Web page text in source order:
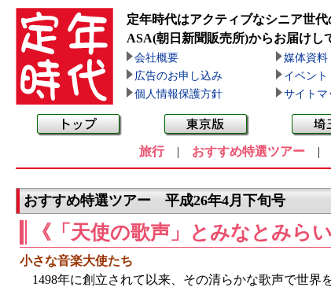
定年時代はアクティブなシニア世
ASA(朝日新聞販売所)からお届けし
会社概要 媒体資料
広告のお申し込み
イベント
個人情報保護方針
サイトマ
旅行| おすすめ特選ツアー |
おすすめ特選ツアー 平成26年4月下旬号
《「天使の歌声」とみなとみら
小さな音楽大使たち
1498年に創立されて以来、その清らかな歌声で世界